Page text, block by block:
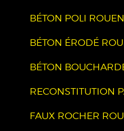
BÉTON POLI ROUEN
BÉTON ÉRODÉ
BÉTON
RECONSTITUTION
FAUX ROCHER